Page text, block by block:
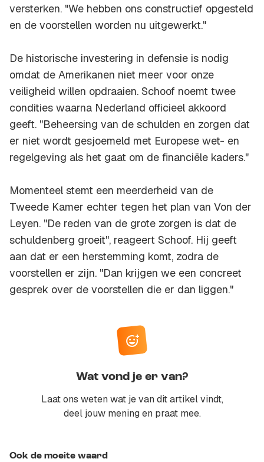
versterken. "We hebben ons constructief opgesteld
en de voorstellen worden nu uitgewerkt."
De historische investering in defensie is nodig
omdat de Amerikanen niet meer voor onze
veiligheid willen opdraaien. Schoof noemt twee
condities waarna Nederland officieel akkoord
geeft. "Beheersing van de schulden en zorgen dat
er niet wordt gesjoemeld met Europese wet- en
regelgeving als het gaat om de financiële kaders."
Momenteel stemt een meerderheid van de
Tweede Kamer echter tegen het plan van Von der
Leyen. "De reden van de grote zorgen is dat de
schuldenberg groeit", reageert Schoof. Hij geeft
aan dat er een herstemming komt, zodra de
voorstellen er zijn. "Dan krijgen we een concreet
gesprek over de voorstellen die er dan liggen."
Wat vond je er van?
Laat ons weten wat je van dit artikel vindt,
deel jouw mening en praat mee.
Ook de moeite waard